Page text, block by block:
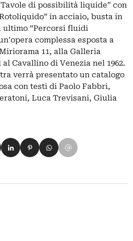
di possibilità liquide” con
in acciaio, busta in
ultimo “Percorsi fluidi
complessa esposta a
11, alla Galleria
Cavallino di Venezia nel 1962.
verrà presentato un catalogo
con testi di Paolo Fabbri,
Luca Trevisani, Giulia
Facebook
su X
Condividi su LinkedIn
Condividi su Pinterest
Condividi su WhatsApp
Condividi su Email